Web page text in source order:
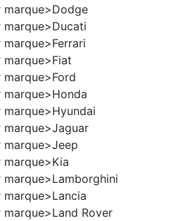
marque>Dodge
marque>Ducati
marque>Fiat
marque>Jaguar
marque>Jeep
Rover